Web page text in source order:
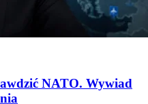
NATO. Wywiad